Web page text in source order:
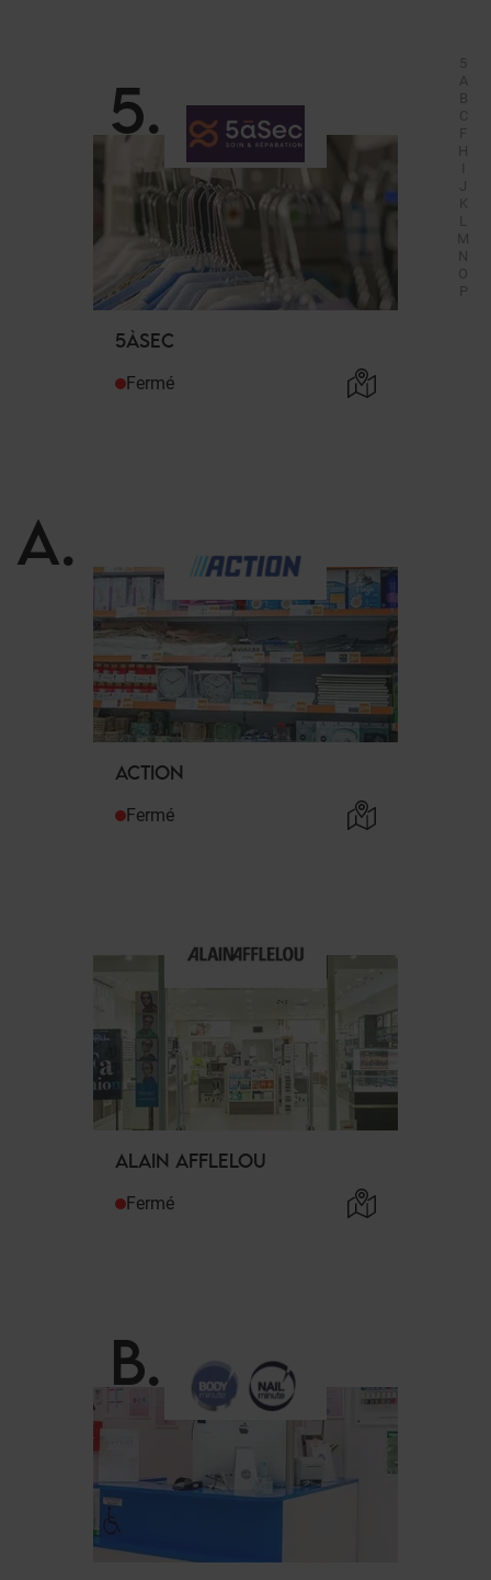
5
A
B
C
F
H
J
L
M
N
O
P
5.
5ÀSEC
Fermé
A.
ACTION
Fermé
ALAIN AFFLELOU
Fermé
B.